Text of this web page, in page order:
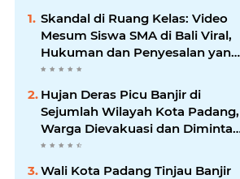
Skandal di Ruang Kelas: Video
Mesum Siswa SMA di Bali Viral,
Hukuman dan Penyesalan yang
Mengikuti
Hujan Deras Picu Banjir di
Sejumlah Wilayah Kota Padang,
Warga Dievakuasi dan Diminta
Waspada Banjir Susulan
Wali Kota Padang Tinjau Banjir